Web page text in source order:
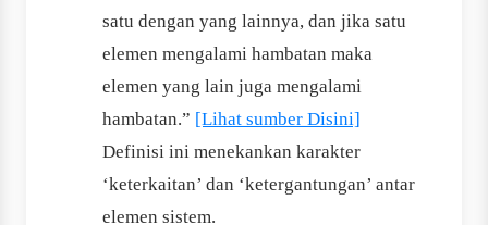
satu dengan yang lainnya, dan jika satu
elemen mengalami hambatan maka
elemen yang lain juga mengalami
hambatan.” [Lihat sumber Disini]
Definisi ini menekankan karakter
‘keterkaitan’ dan ‘ketergantungan’ antar
elemen sistem.